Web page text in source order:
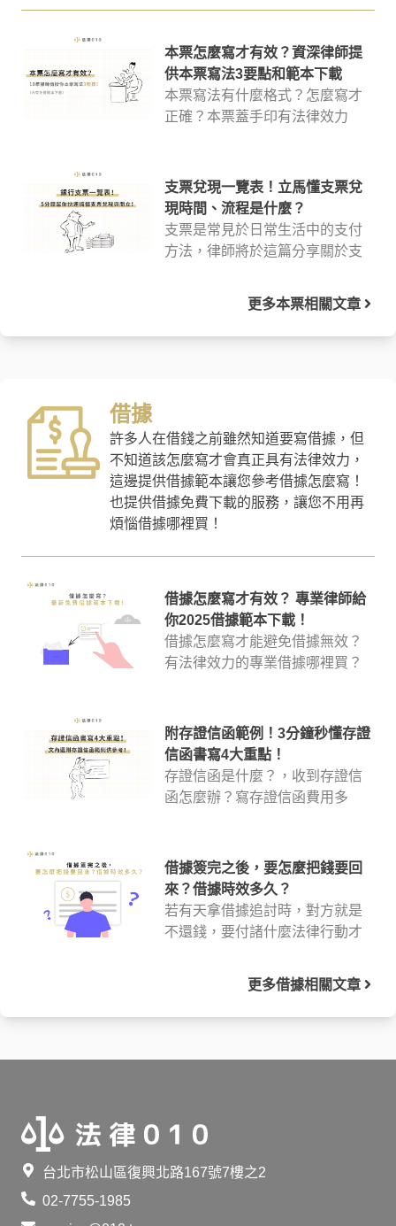
本票怎麼寫才有效？資深律師提
供本票寫法3要點和範本下載
本票寫法有什麼格式？怎麼寫才
正確？本票蓋手印有法律效力
教你本票正確寫法，也提醒簽本
票注意事項、期限多久，以及到
底該簽名、蓋章還是蓋手印！
支票兌現一覽表！立馬懂支票兌
現時間、流程是什麼？
支票是常見於日常生活中的支付
方法，律師將於這篇分享關於支
點、支票兌現時間，或是支票兌
現流程等內容……如果還有疑
惑，文末還有免費法律諮詢服務
更多本票相關文章
借據
許多人在借錢之前雖然知道要寫借據，但
不知道該怎麼寫才會真正具有法律效力，
這邊提供借據範本讓您參考借據怎麼寫！
也提供借據免費下載的服務，讓您不用再
煩惱借據哪裡買！
借據怎麼寫才有效？ 專業律師給
你2025借據範本下載！
借據怎麼寫才能避免借據無效？
有法律效力的專業借據哪裡買？
專業律師教你怎麼利用借據把錢
要回來，文章內也提供專業借據
寫法教學，讓借貸往來安心有保
障！
附存證信函範例！3分鐘秒懂存證
信函書寫4大重點！
存證信函是什麼？，收到存證信
函怎麼辦？寫存證信函費用多
篇解答這些關於存證信函的問
題，並釐清存證信函的常見疑
惑，比如存證信函怎麼寫、怎麼
寄與怎麼應對，如果還有問題，
借據簽完之後，要怎麼把錢要回
來？借據時效多久？
若有天拿借據追討時，對方就是
不還錢，要付諸什麼法律行動才
麼計算？超過民法規定的15年還
能討回嗎？律師提醒你，在提出
訴訟前可以先試試看下面這些方
法律諮詢服務可以參考。
更多借據相關文章
台北市松山區復興北路167號7樓之2
02-7755-1985